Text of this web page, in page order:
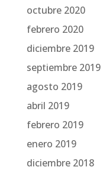
octubre 2020
febrero 2020
diciembre 2019
septiembre 2019
agosto 2019
abril 2019
febrero 2019
enero 2019
diciembre 2018